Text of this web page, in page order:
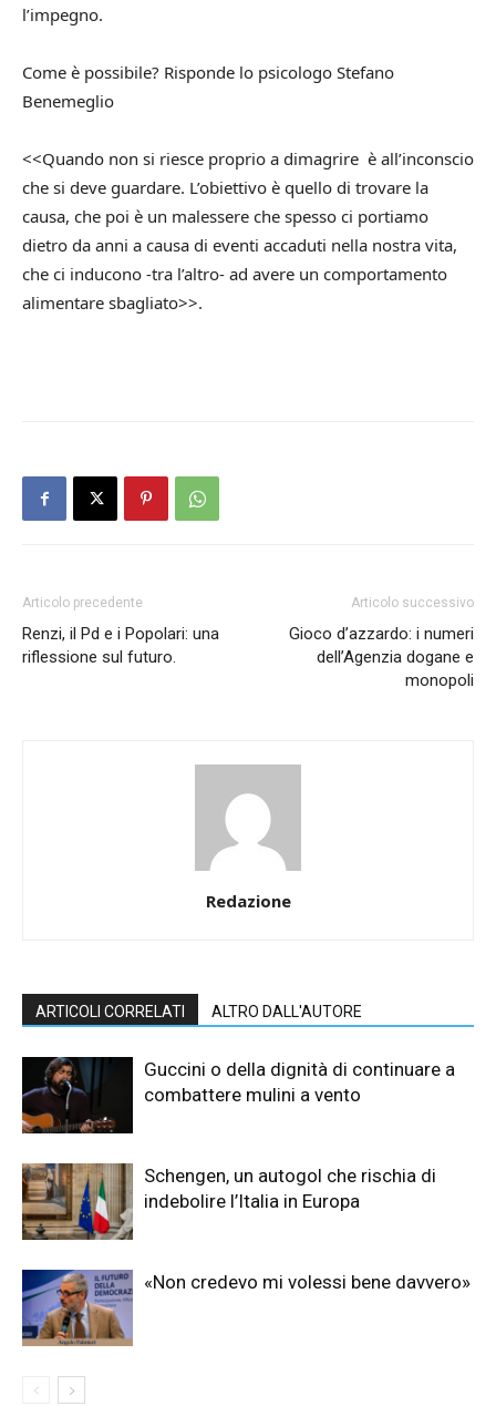
l’impegno.
Come è possibile? Risponde lo psicologo Stefano
Benemeglio
<<Quando non si riesce proprio a dimagrire è all’inconscio
che si deve guardare. L’obiettivo è quello di trovare la
causa, che poi è un malessere che spesso ci portiamo
dietro da anni a causa di eventi accaduti nella nostra vita,
che ci inducono -tra l’altro- ad avere un comportamento
alimentare sbagliato>>.
Articolo precedente
Renzi, il Pd e i Popolari: una
riflessione sul futuro.
Articolo successivo
Gioco d’azzardo: i numeri
dell’Agenzia dogane e
monopoli
Redazione
ARTICOLI CORRELATI ALTRO DALL'AUTORE
Guccini o della dignità di continuare a
combattere mulini a vento
Schengen, un autogol che rischia di
indebolire l’Italia in Europa
«Non credevo mi volessi bene davvero»